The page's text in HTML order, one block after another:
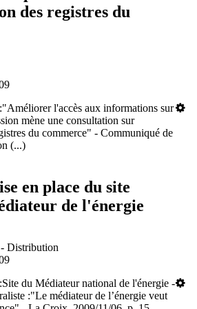
des registres du
l'accès aux informations sur
mène une consultation sur
du commerce" - Communiqué de
(...)
en place du site
de l'énergie
Distribution
du Médiateur national de l'énergie -
:"Le médiateur de l’énergie veut